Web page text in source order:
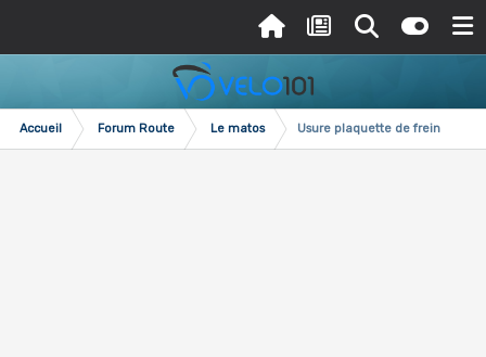
Accueil Forum Route Le matos Usure plaquette de frein